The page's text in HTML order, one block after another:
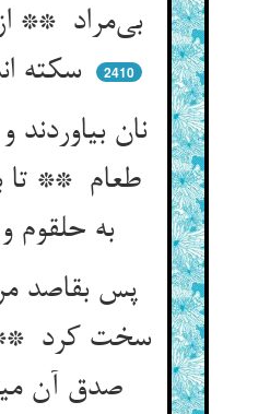
بی‌مراد **
سکته اندر اوفتاد
2410
نان
طعام ** تا
به حلقوم و به کام
پس بقاصد
سخت کرد **
صدق آن میعاد مرد